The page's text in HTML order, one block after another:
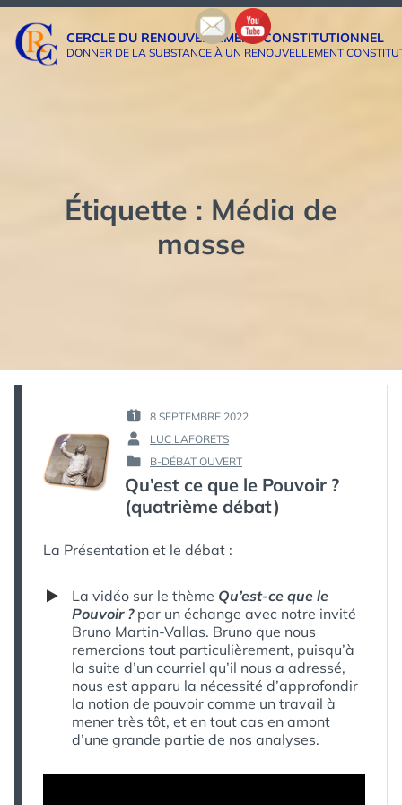
Aller
contenu
CERCLE DU RENOUVELLEMENT CONSTITUTIONNEL
DONNER DE LA SUBSTANCE À UN RENOUVELLEMENT
Étiquette : Média de
masse
PUBLIÉ
LE :
8 SEPTEMBRE 2022
PAR :
LUC LAFORETS
PUBLIÉ
DANS
B-DÉBAT OUVERT
Qu’est ce que le Pouvoir ?
(quatrième débat)
La Présentation et le débat :
La vidéo sur le thème Qu’est-ce que le
Pouvoir ? par un échange avec notre invité
Bruno Martin-Vallas. Bruno que nous
remercions tout particulièrement, puisqu’à
la suite d’un courriel qu’il nous a adressé,
nous est apparu la nécessité d’approfondir
la notion de pouvoir comme un travail à
mener très tôt, et en tout cas en amont
d’une grande partie de nos analyses.